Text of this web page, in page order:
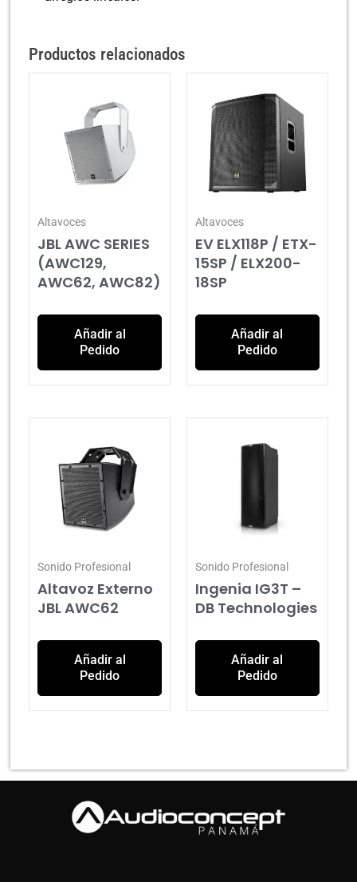
Productos relacionados
Altavoces
JBL AWC SERIES
(AWC129,
AWC62, AWC82)
Añadir al
Pedido
Altavoces
EV ELX118P / ETX-
15SP / ELX200-
18SP
Añadir al
Pedido
Sonido Profesional
Altavoz Externo
JBL AWC62
Añadir al
Pedido
Sonido Profesional
Ingenia IG3T –
DB Technologies
Añadir al
Pedido